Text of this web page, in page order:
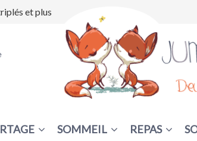
et plus
SOMMEIL REPAS